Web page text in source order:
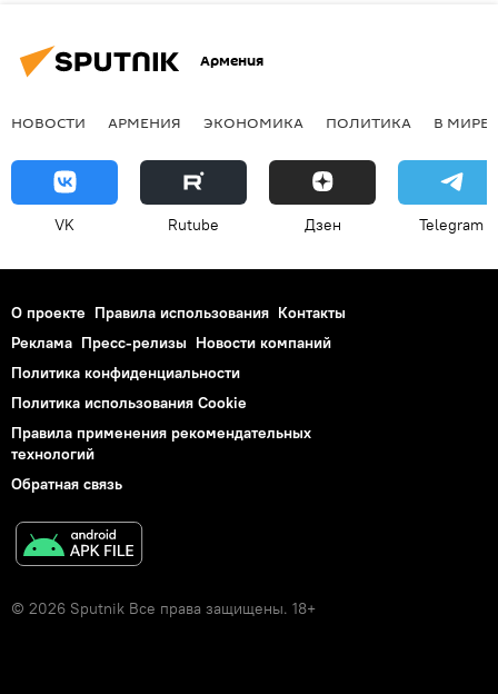
Армения
НОВОСТИ АРМЕНИЯ ЭКОНОМИКА ПОЛИТИКА В МИРЕ
VK Rutube Дзен Telegram
О проекте Правила использования Контакты
Реклама Пресс-релизы Новости компаний
Политика конфиденциальности
Политика использования Cookie
Правила применения рекомендательных
технологий
Обратная связь
© 2026 Sputnik Все права защищены. 18+